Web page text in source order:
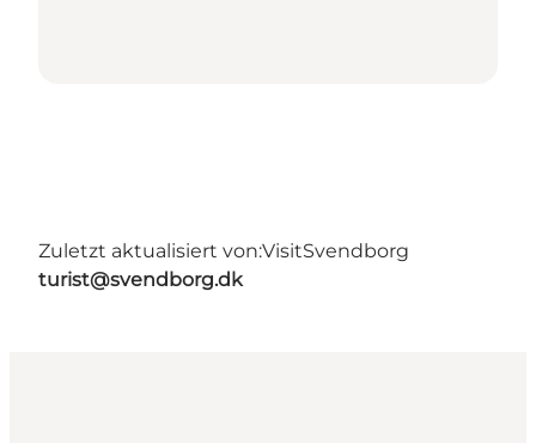
Zuletzt aktualisiert von:VisitSvendborg
turist@svendborg.dk